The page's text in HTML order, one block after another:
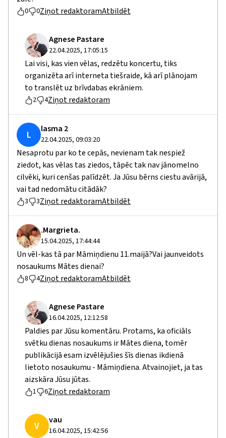
0 0Ziņot redaktoramAtbildēt
Agnese Pastare
22.04.2025, 17:05:15
Lai visi, kas vien vēlas, redzētu koncertu, tiks
organizēta arī interneta tiešraide, kā arī plānojam
to translēt uz brīvdabas ekrāniem.
2 4Ziņot redaktoram
L lasma 2
22.04.2025, 09:03:20
Nesaprotu par ko te cepās, nevienam tak nespiež
ziedot, kas vēlas tas ziedos, tāpēc tak nav jānomelno
cilvēki, kuri cenšas palīdzēt. Ja Jūsu bērns ciestu avārijā,
vai tad nedomātu citādāk?
3 3Ziņot redaktoramAtbildēt
.Margrieta.
15.04.2025, 17:44:44
Un vēl-kas tā par Māmiņdienu 11.maijā?Vai jaunveidots
nosaukums Mātes dienai?
8 4Ziņot redaktoramAtbildēt
Agnese Pastare
16.04.2025, 12:12:58
Paldies par Jūsu komentāru. Protams, ka oficiāls
svētku dienas nosaukums ir Mātes diena, tomēr
publikācijā esam izvēlējušies šīs dienas ikdienā
lietoto nosaukumu - Māmiņdiena. Atvainojiet, ja tas
aizskāra Jūsu jūtas.
1 6Ziņot redaktoram
V vau
16.04.2025, 15:42:56